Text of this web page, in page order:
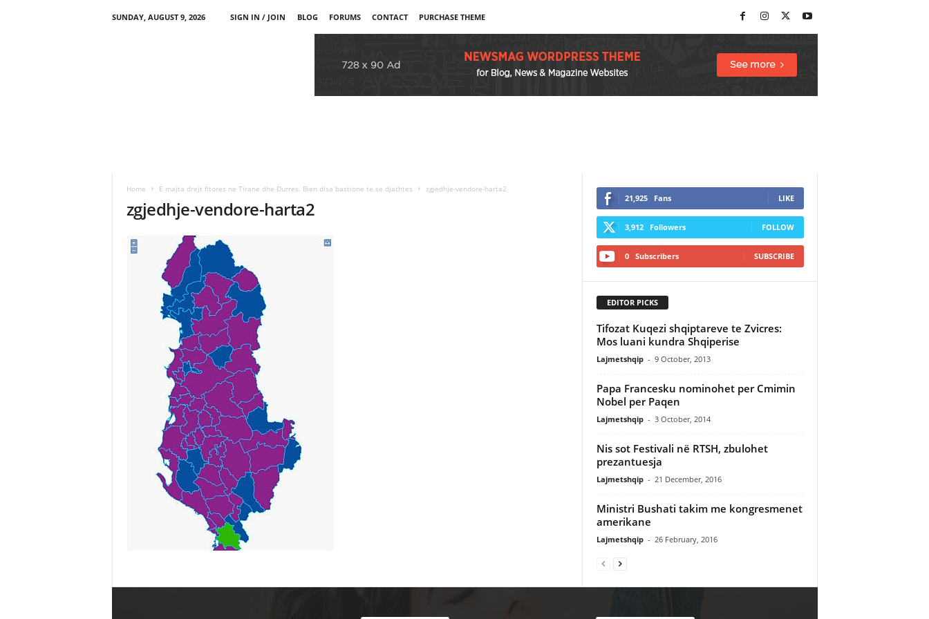
SUNDAY, AUGUST 9, 2026 SIGN IN / JOIN BLOG FORUMS CONTACT PURCHASE THEME
Home E majta drejt fitores ne Tirane dhe Durres. Bien disa bastione te se djathtes zgjedhje-vendore-harta2
zgjedhje-vendore-harta2 21,925 Fans LIKE
3,912 Followers FOLLOW
0 Subscribers SUBSCRIBE
EDITOR PICKS
Tifozat Kuqezi shqiptareve te Zvicres:
Mos luani kundra Shqiperise
Lajmetshqip - 9 October, 2013
Papa Francesku nominohet per Cmimin
Nobel per Paqen
Lajmetshqip - 3 October, 2014
Nis sot Festivali në RTSH, zbulohet
prezantuesja
Lajmetshqip - 21 December, 2016
Ministri Bushati takim me kongresmenet
amerikane
Lajmetshqip - 26 February, 2016